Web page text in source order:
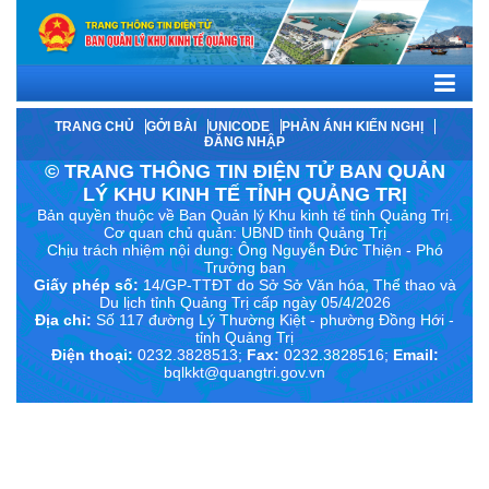
TRANG CHỦ GỞI BÀI UNICODE
PHẢN ÁNH KIẾN NGHỊ
ĐĂNG NHẬP
© TRANG THÔNG TIN ĐIỆN TỬ BAN QUẢN
LÝ KHU KINH TẾ TỈNH QUẢNG TRỊ
Bản quyền thuộc về Ban Quản lý Khu kinh tế tỉnh Quảng Trị.
Cơ quan chủ quản: UBND tỉnh Quảng Trị
Chịu trách nhiệm nội dung:Ông Nguyễn Đức Thiện - Phó
Trưởng ban
Giấy phép số:14/GP-TTĐT do Sở Sở Văn hóa, Thể thao và
Du lịch tỉnh Quảng Trị cấp ngày 05/4/2026
Địa chỉ:Số 117 đường Lý Thường Kiệt - phường Đồng Hới -
tỉnh Quảng Trị
Điện thoại:0232.3828513;Fax:0232.3828516;Email:
bqlkkt@quangtri.gov.vn